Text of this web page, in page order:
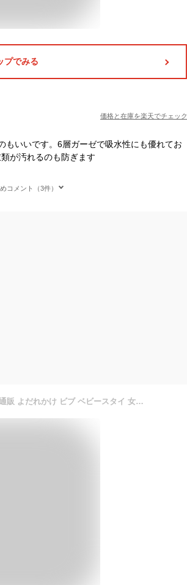
プでみる
価格と在庫を楽天でチェック
もいいです。6層ガーゼで吸水性にも優れてお
が汚れるのも防ぎます
コメント（3件）
ベビー スタイ よだれ掛け おしゃれ 通販 よだれかけ ビブ ベビースタイ 女の子 男の子 どうぶつ アニマル かわいい 可愛い 出産祝い 出産準備 ギフト プレゼント お祝い どうぶつスタイ 915019 ベビー用食事用品 授乳用品 ベビー小物